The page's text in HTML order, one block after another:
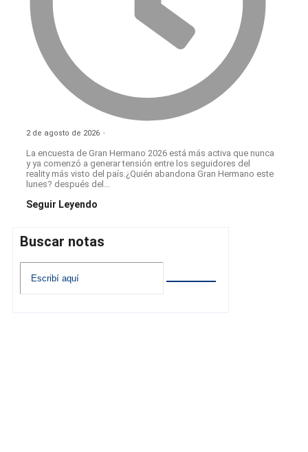
2 de agosto de 2026 -
La encuesta de Gran Hermano 2026 está más activa que nunca
y ya comenzó a generar tensión entre los seguidores del
reality más visto del país.¿Quién abandona Gran Hermano este
lunes? después del...
Seguir Leyendo
Buscar notas